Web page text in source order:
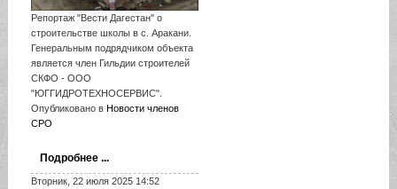
Репортаж "Вести Дагестан" о
строительстве школы в с. Аракани.
Генеральным подрядчиком объекта
является член Гильдии строителей
СКФО - ООО
"ЮГГИДРОТЕХНОСЕРВИС".
Опубликовано в Новости членов
СРО
Подробнее ...
Вторник, 22 июля 2025 14:52